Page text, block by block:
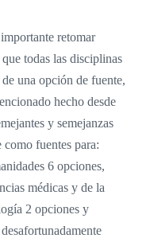
retomar
todas las disciplinas
una opción de fuente,
hecho desde
y semejanzas
fuentes para:
6 opciones,
médicas y de la
2 opciones y